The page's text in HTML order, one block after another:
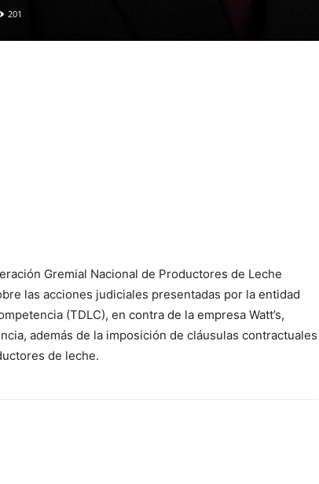
201
Gremial Nacional de Productores de Leche
las acciones judiciales presentadas por la entidad
(TDLC), en contra de la empresa Watt’s,
además de la imposición de cláusulas contractuales
de leche.